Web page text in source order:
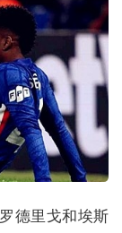
德里戈和埃斯